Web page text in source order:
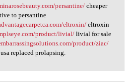
persantine/cheaper
to persantine
eltroxin/eltroxin
product/livial/livial for sale
product/ziac/
replaced prolapsing.